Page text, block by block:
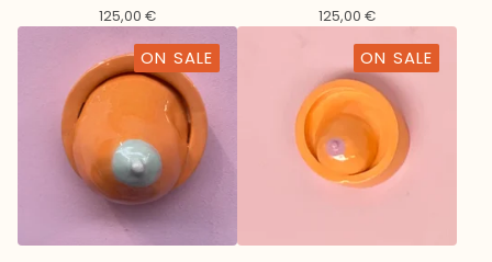
125,00 € 125,00 €
ON SALE ON SALE